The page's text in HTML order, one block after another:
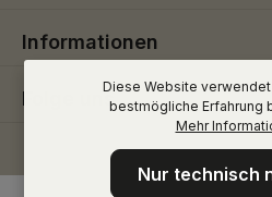
Informationen
Folge uns
Diese Website
bestmögliche Erfahrung
Mehr
Nur technisch